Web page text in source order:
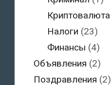
Криптовалюта
Налоги (23)
Финансы (4)
Объявления (2)
Поздравления (2)